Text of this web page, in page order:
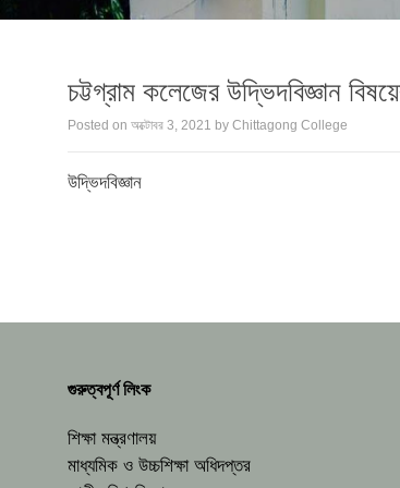
চট্টগ্রাম কলেজের উদ্ভিদবিজ্ঞান
Posted on অক্টোবর 3, 2021 by Chittagong College
উদ্ভিদবিজ্ঞান
গুরুত্বপূর্ণ লিংক
শিক্ষা মন্ত্রণালয়
মাধ্যমিক ও উচ্চশিক্ষা অধিদপ্তর